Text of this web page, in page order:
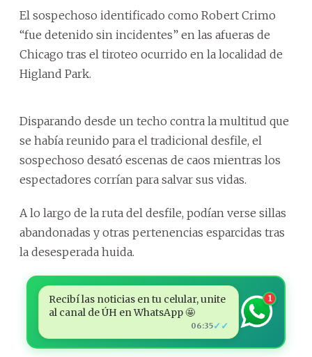
El sospechoso identificado como Robert Crimo
“fue detenido sin incidentes” en las afueras de
Chicago tras el tiroteo ocurrido en la localidad de
Higland Park.
Disparando desde un techo contra la multitud que
se había reunido para el tradicional desfile, el
sospechoso desató escenas de caos mientras los
espectadores corrían para salvar sus vidas.
A lo largo de la ruta del desfile, podían verse sillas
abandonadas y otras pertenencias esparcidas tras
la desesperada huida.
Recibí las noticias en tu celular, unite
al canal de ÚH en WhatsApp 🤩
06:35✓✓
1